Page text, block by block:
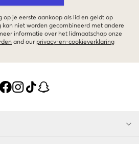
op je eerste aankoop als lid en geldt op
kan niet worden gecombineerd met andere
informatie over het lidmaatschap onze
and our privacy-en-cookieverklaring